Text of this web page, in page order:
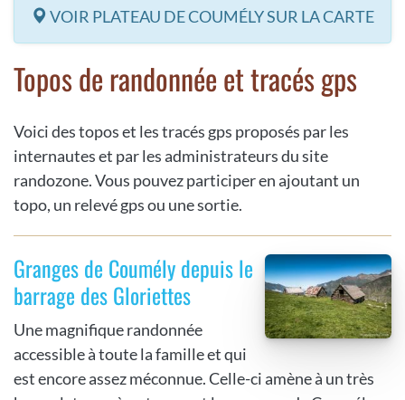
VOIR PLATEAU DE COUMÉLY SUR LA CARTE
Topos de randonnée et tracés gps
Voici des topos et les tracés gps proposés par les
internautes et par les administrateurs du site
randozone. Vous pouvez participer en ajoutant un
topo, un relevé gps ou une sortie.
Granges de Coumély depuis le
barrage des Gloriettes
Une magnifique randonnée
accessible à toute la famille et qui
est encore assez méconnue. Celle-ci amène à un très